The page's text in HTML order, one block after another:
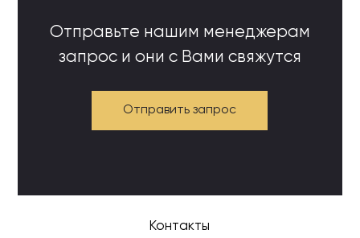
Отправьте нашим менеджерам
запрос и они с Вами свяжутся
Отправить запрос
Контакты